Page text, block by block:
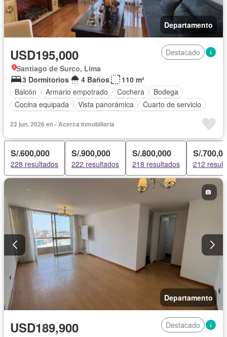
Departamento
USD195,000
Destacado
Santiago de Surco, Lima
3 Dormitorios
4 Baños
110 m²
Balcón
Armario empotrado Cochera
Bodega
Cocina equipada
Vista panorámica
Cuarto de servicio
Acceso para personas con discapacidad
Seguridad
Ascensor Barbacoa
Permite mascotas
Permite niños
Parcialmente amoblado
22 jun. 2026 en - Acerca Inmobiliaria
S/.600,000
228 resultados
S/.900,000
222 resultados
S/.800,000
218 resultados
S/
212
Departamento
USD189,900
Destacado